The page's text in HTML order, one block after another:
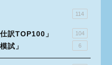
114
訳TOP100」 104
試」 6